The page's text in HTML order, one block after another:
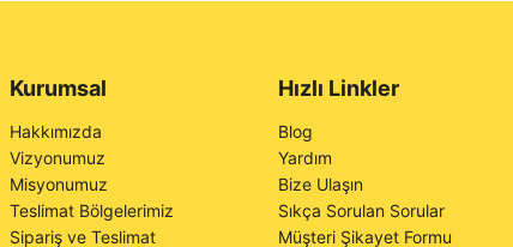
Kurumsal
Hakkımızda
Vizyonumuz
Misyonumuz
Teslimat Bölgelerimiz
Sipariş ve Teslimat
Hızlı Linkler
Blog
Yardım
Bize Ulaşın
Sıkça Sorulan Sorular
Müşteri Şikayet Formu